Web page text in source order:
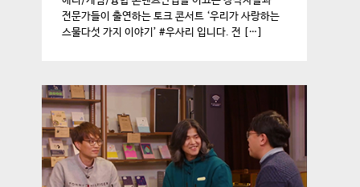
전문가들이 출연하는 토크 콘서트 ‘우리가 사랑하는
스물다섯 가지 이야기’ #우사리 입니다. 전 […]